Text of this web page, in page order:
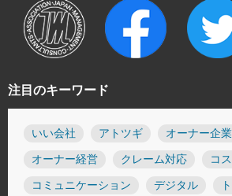
注目のキーワード
いい会社 アトツギ オーナー企業
オーナー経営 クレーム対応 コ
コミュニケーション デジタル